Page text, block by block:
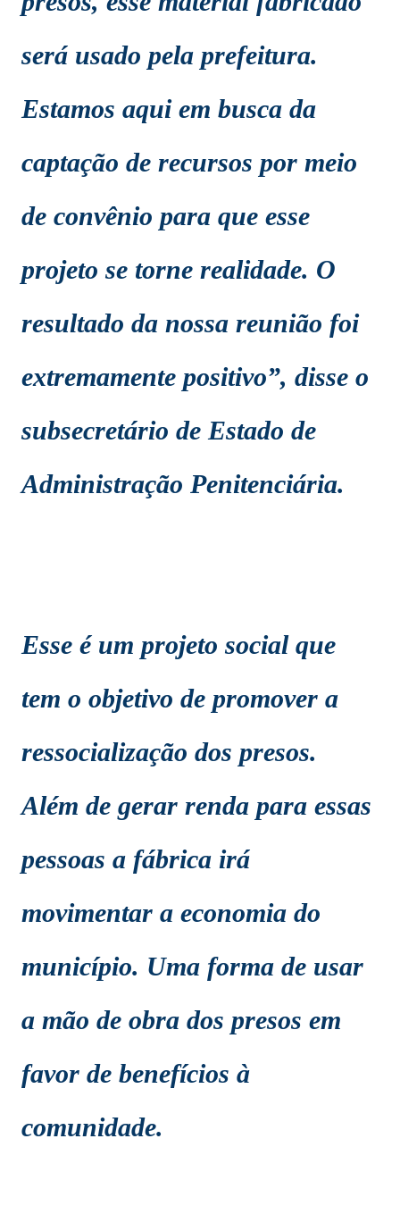
será usado pela prefeitura.
Estamos aqui em busca da
captação de recursos por meio
de convênio para que esse
projeto se torne realidade. O
resultado da nossa reunião foi
extremamente positivo”, disse o
subsecretário de Estado de
Administração Penitenciária.
Esse é um projeto social que
tem o objetivo de promover a
ressocialização dos presos.
Além de gerar renda para essas
pessoas a fábrica irá
movimentar a economia do
município. Uma forma de usar
a mão de obra dos presos em
favor de benefícios à
comunidade.